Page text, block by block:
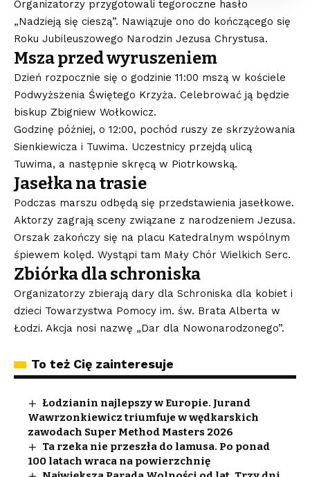
Organizatorzy przygotowali tegoroczne hasło
„Nadzieją się cieszą”. Nawiązuje ono do kończącego się
Roku Jubileuszowego Narodzin Jezusa Chrystusa.
Msza przed wyruszeniem
Dzień rozpocznie się o godzinie 11:00 mszą w kościele
Podwyższenia Świętego Krzyża. Celebrować ją będzie
biskup Zbigniew Wołkowicz.
Godzinę później, o 12:00, pochód ruszy ze skrzyżowania
Sienkiewicza i Tuwima. Uczestnicy przejdą ulicą
Tuwima, a następnie skręcą w Piotrkowską.
Jasełka na trasie
Podczas marszu odbędą się przedstawienia jasełkowe.
Aktorzy zagrają sceny związane z narodzeniem Jezusa.
Orszak zakończy się na placu Katedralnym wspólnym
śpiewem kolęd. Wystąpi tam Mały Chór Wielkich Serc.
Zbiórka dla schroniska
Organizatorzy zbierają dary dla Schroniska dla kobiet i
dzieci Towarzystwa Pomocy im. św. Brata Alberta w
Łodzi. Akcja nosi nazwę „Dar dla Nowonarodzonego”.
To też Cię zainteresuje
Łodzianin najlepszy w Europie. Jurand
Wawrzonkiewicz triumfuje w wędkarskich
zawodach Super Method Masters 2026
Ta rzeka nie przeszła do lamusa. Po ponad
100 latach wraca na powierzchnię